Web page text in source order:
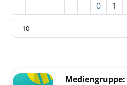
0
1
Zu den Suchfiltern springen
Mediengruppe: